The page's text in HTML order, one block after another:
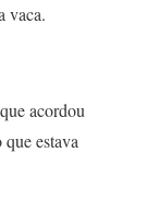
vaca.
acordou
estava